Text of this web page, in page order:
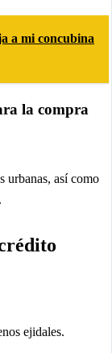
a mi concubina
la compra
urbanas, así como
ejidales.